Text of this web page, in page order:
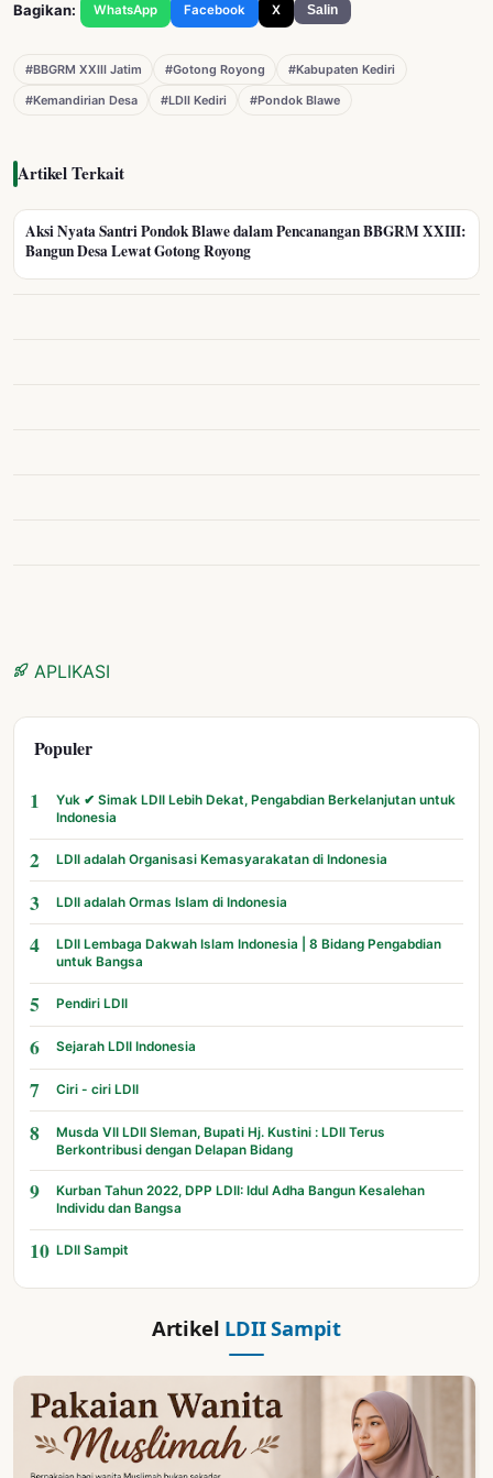
Bagikan: WhatsApp Facebook X Salin
#BBGRM XXIII Jatim #Gotong Royong
#Kabupaten Kediri
#Kemandirian Desa
#LDII Kediri #Pondok Blawe
Artikel Terkait
Aksi Nyata Santri Pondok Blawe dalam Pencanangan BBGRM XXIII:
Bangun Desa Lewat Gotong Royong
APLIKASI
Populer
1
Yuk ✔ Simak LDII Lebih Dekat, Pengabdian Berkelanjutan untuk
Indonesia
2 LDII adalah Organisasi Kemasyarakatan di Indonesia
3 LDII adalah Ormas Islam di Indonesia
4
LDII Lembaga Dakwah Islam Indonesia | 8 Bidang Pengabdian
untuk Bangsa
5 Pendiri LDII
6 Sejarah LDII Indonesia
7 Ciri - ciri LDII
8
Musda VII LDII Sleman, Bupati Hj. Kustini : LDII Terus
Berkontribusi dengan Delapan Bidang
9
Kurban Tahun 2022, DPP LDII: Idul Adha Bangun Kesalehan
Individu dan Bangsa
10 LDII Sampit
Artikel LDII Sampit